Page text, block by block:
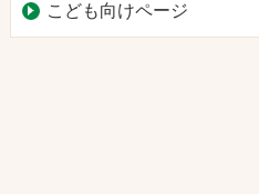
こども向けページ